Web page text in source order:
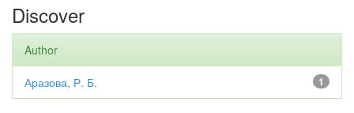
Discover
Author
1
Аразова, Р. Б.